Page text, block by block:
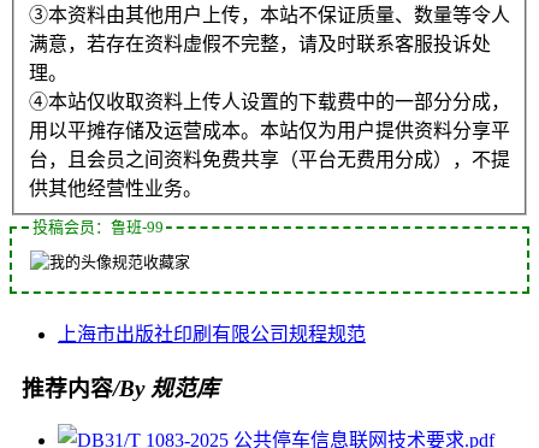
③本资料由其他用户上传，本站不保证质量、数量等令人
满意，若存在资料虚假不完整，请及时联系客服投诉处
理。
④本站仅收取资料上传人设置的下载费中的一部分分成，
用以平摊存储及运营成本。本站仅为用户提供资料分享平
台，且会员之间资料免费共享（平台无费用分成），不提
供其他经营性业务。
投稿会员：鲁班-99
规范收藏家
上海市出版社印刷 有限公司规程规范
推荐内容/By 规范库